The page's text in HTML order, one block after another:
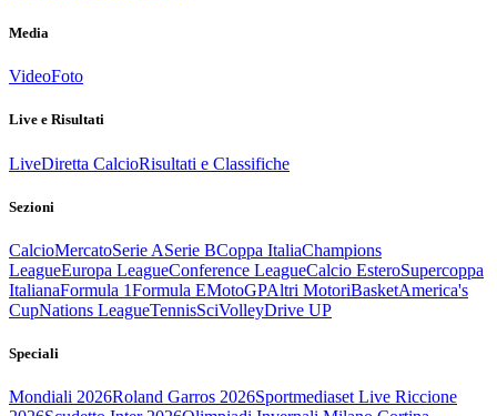
Media
VideoFoto
Live e Risultati
LiveDiretta CalcioRisultati e Classifiche
Sezioni
CalcioMercatoSerie ASerie BCoppa ItaliaChampions
LeagueEuropa LeagueConference LeagueCalcio EsteroSupercoppa
ItalianaFormula 1Formula EMotoGPAltri MotoriBasketAmerica's
CupNations LeagueTennisSciVolleyDrive UP
Speciali
Mondiali 2026Roland Garros 2026Sportmediaset Live Riccione